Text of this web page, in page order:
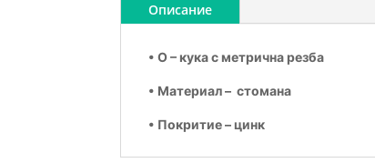
Описание
• O – кука с метрична резба
• Материал – стомана
• Покритие – цинк